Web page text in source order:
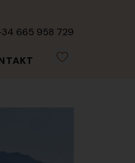
665 958 729